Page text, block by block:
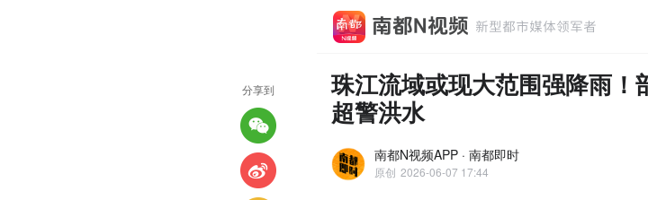
珠江流域或现大范围强降雨！
超警洪水
南都N视频APP · 南都即时
原创 2026-06-07 17:44
分享到